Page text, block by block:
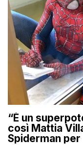
“È un
così Mattia
Spiderman per